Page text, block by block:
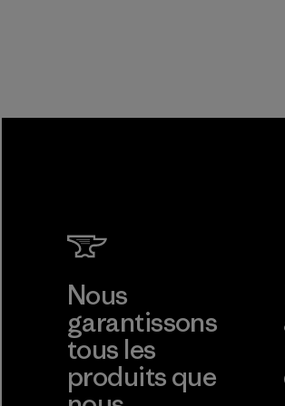
Nous
garantissons
tous les
produits que